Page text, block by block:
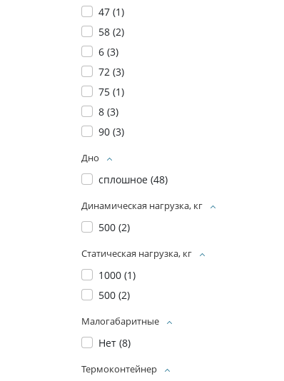
47 (1)
58 (2)
6 (3)
72 (3)
75 (1)
8 (3)
90 (3)
Дно
сплошное (48)
Динамическая нагрузка, кг
500 (2)
Статическая нагрузка, кг
1000 (1)
500 (2)
Малогабаритные
Нет (8)
Термоконтейнер